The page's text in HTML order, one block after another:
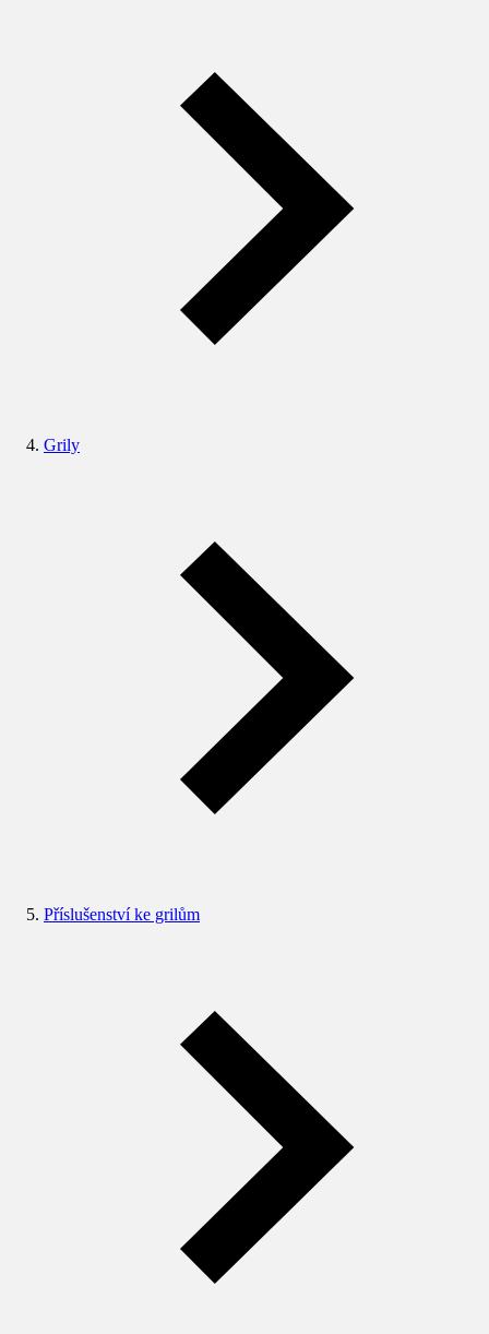
Grily
Příslušenství ke grilům